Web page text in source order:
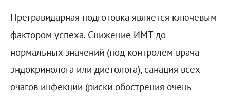
Прегравидарная подготовка является ключевым
фактором успеха. Снижение ИМТ до
нормальных значений (под контролем врача
эндокринолога или диетолога), санация всех
очагов инфекции (риски обострения очень